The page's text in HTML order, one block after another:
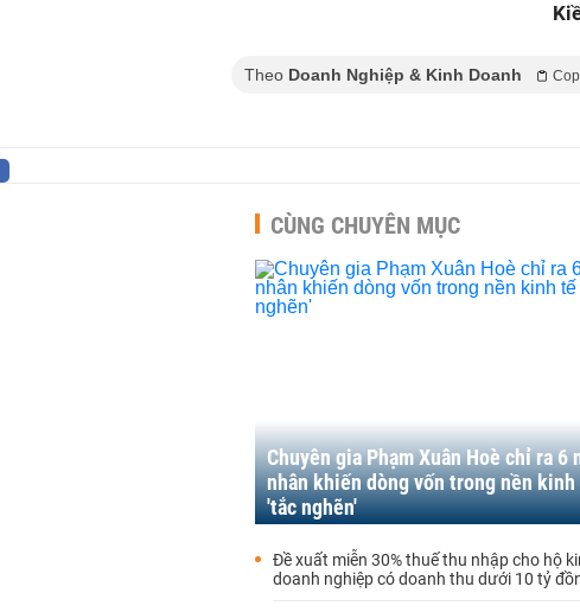
Theo Doanh Nghiệp & Kinh Doanh
CÙNG CHUYÊN MỤC
Chuyên gia Phạm Xuân Hoè chỉ ra 6
nhân khiến dòng vốn trong nền
'tắc nghẽn'
Đề xuất miễn 30% thuế thu nhập cho hộ
doanh nghiệp có doanh thu dưới 10 tỷ